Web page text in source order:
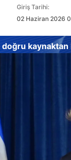
Giriş Tarihi:
02 Haziran 2026
kaynaktan